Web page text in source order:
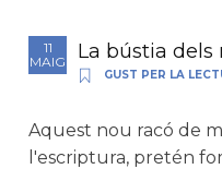
11
MAIG
La bústia dels
GUST PER LA
Aquest nou racó de
l'escriptura, pretén